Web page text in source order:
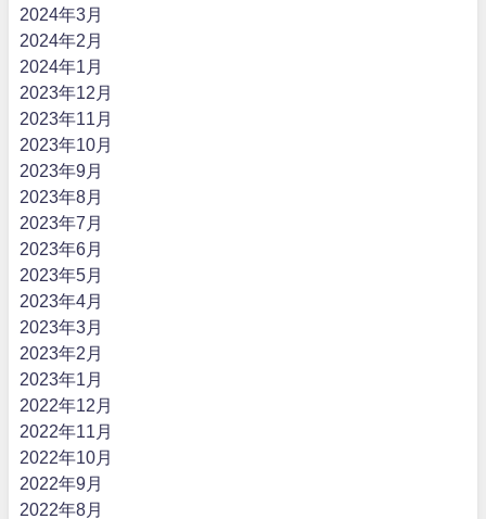
2024年3月
2024年2月
2024年1月
2023年12月
2023年11月
2023年10月
2023年9月
2023年8月
2023年7月
2023年6月
2023年5月
2023年4月
2023年3月
2023年2月
2023年1月
2022年12月
2022年11月
2022年10月
2022年9月
2022年8月